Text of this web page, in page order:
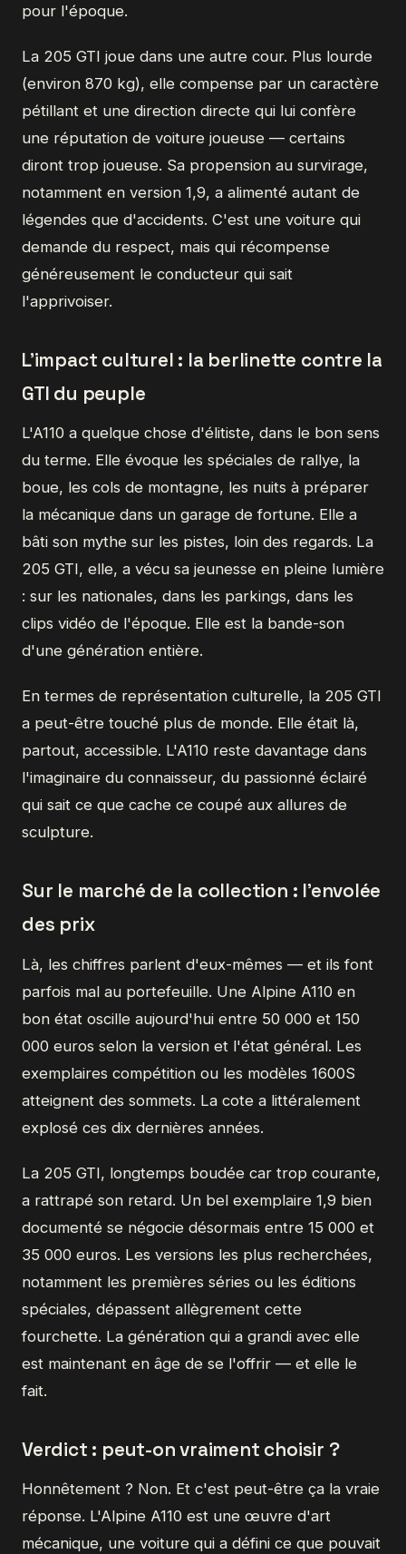
pour l'époque.
La 205 GTI joue dans une autre cour. Plus lourde
(environ 870 kg), elle compense par un caractère
pétillant et une direction directe qui lui confère
une réputation de voiture joueuse — certains
diront trop joueuse. Sa propension au survirage,
notamment en version 1,9, a alimenté autant de
légendes que d'accidents. C'est une voiture qui
demande du respect, mais qui récompense
généreusement le conducteur qui sait
l'apprivoiser.
L'impact culturel : la berlinette contre la
GTI du peuple
L'A110 a quelque chose d'élitiste, dans le bon sens
du terme. Elle évoque les spéciales de rallye, la
boue, les cols de montagne, les nuits à préparer
la mécanique dans un garage de fortune. Elle a
bâti son mythe sur les pistes, loin des regards. La
205 GTI, elle, a vécu sa jeunesse en pleine lumière
: sur les nationales, dans les parkings, dans les
clips vidéo de l'époque. Elle est la bande-son
d'une génération entière.
En termes de représentation culturelle, la 205 GTI
a peut-être touché plus de monde. Elle était là,
partout, accessible. L'A110 reste davantage dans
l'imaginaire du connaisseur, du passionné éclairé
qui sait ce que cache ce coupé aux allures de
sculpture.
Sur le marché de la collection : l'envolée
des prix
Là, les chiffres parlent d'eux-mêmes — et ils font
parfois mal au portefeuille. Une Alpine A110 en
bon état oscille aujourd'hui entre 50 000 et 150
000 euros selon la version et l'état général. Les
exemplaires compétition ou les modèles 1600S
atteignent des sommets. La cote a littéralement
explosé ces dix dernières années.
La 205 GTI, longtemps boudée car trop courante,
a rattrapé son retard. Un bel exemplaire 1,9 bien
documenté se négocie désormais entre 15 000 et
35 000 euros. Les versions les plus recherchées,
notamment les premières séries ou les éditions
spéciales, dépassent allègrement cette
fourchette. La génération qui a grandi avec elle
est maintenant en âge de se l'offrir — et elle le
fait.
Verdict : peut-on vraiment choisir ?
Honnêtement ? Non. Et c'est peut-être ça la vraie
réponse. L'Alpine A110 est une œuvre d'art
mécanique, une voiture qui a défini ce que pouvait